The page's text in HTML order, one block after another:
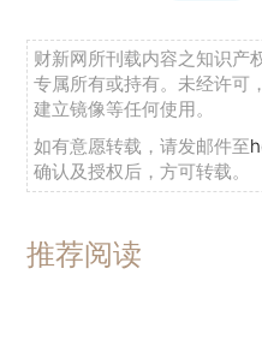
财新网所刊载内容之知识产
专属所有或持有。未经许可
建立镜像等任何使用。
如有意愿转载，请发邮件至
确认及授权后，方可转载。
推荐阅读